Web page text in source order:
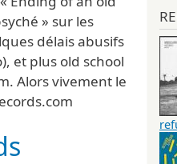
» sur les
délais abusifs
et plus old school
Alors vivement le